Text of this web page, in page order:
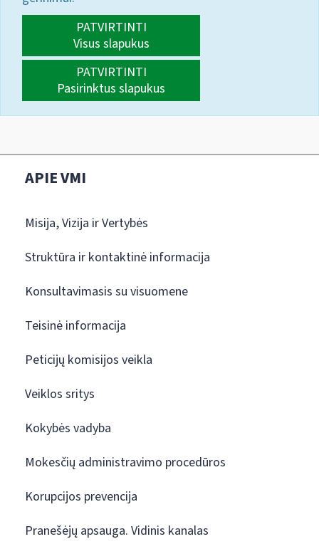
PATVIRTINTI
Visus slapukus
PATVIRTINTI
Pasirinktus slapukus
APIE VMI
Misija, Vizija ir Vertybės
Struktūra ir kontaktinė informacija
Konsultavimasis su visuomene
Teisinė informacija
Peticijų komisijos veikla
Veiklos sritys
Kokybės vadyba
Mokesčių administravimo procedūros
Korupcijos prevencija
Pranešėjų apsauga. Vidinis kanalas